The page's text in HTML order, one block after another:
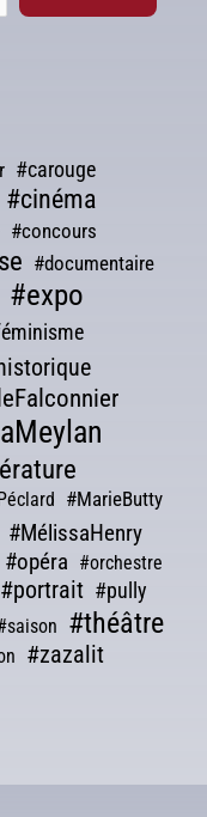
#carouge
#cinéma
#concours
#documentaire
#expo
#MarieButty
#MélissaHenry
#opéra #orchestre
#portrait #pully
#théâtre
#zazalit